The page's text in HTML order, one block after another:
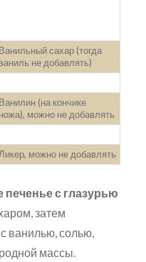
Ванильный сахар (тогда
ваниль не добавлять)
Ванилин (на кончике
ножа), можно не добавлять
Ликер, можно не добавлять
печенье с глазурью
затем
ванилью, солью,
массы.